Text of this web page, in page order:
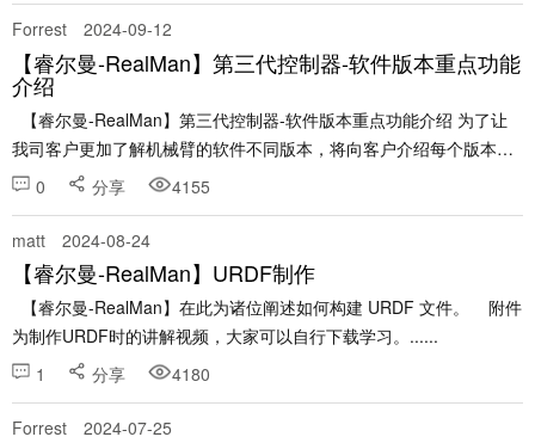
Forrest 2024-09-12
【睿尔曼-RealMan】第三代控制器-软件版本重点功能
介绍
【睿尔曼-RealMan】第三代控制器-软件版本重点功能介绍 为了让
我司客户更加了解机械臂的软件不同版本，将向客户介绍每个版本的
重点功能，帮助客户了解软件版本更新内容。 版本功能介绍中，不包
0 分享 4155
matt 2024-08-24
【睿尔曼-RealMan】URDF制作
【睿尔曼-RealMan】在此为诸位阐述如何构建 URDF 文件。 附件
为制作URDF时的讲解视频，大家可以自行下载学习。......
1
分享 4180
Forrest 2024-07-25